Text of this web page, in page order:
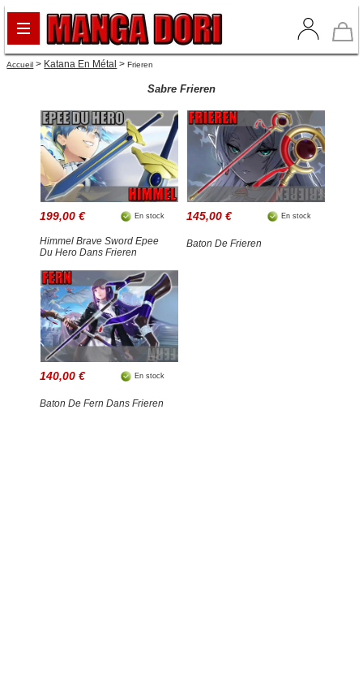
Accueil > Katana En Métal >Frieren
Sabre Frieren
199,00 € En stock
Himmel Brave Sword Epee
Du Hero Dans Frieren
145,00 € En stock
Baton De Frieren
140,00 € En stock
Baton De Fern Dans Frieren